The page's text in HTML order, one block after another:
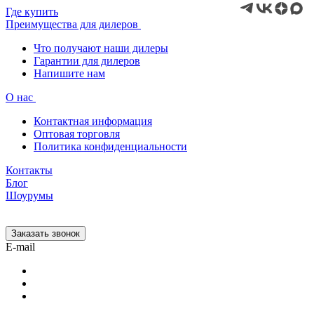
Где купить
Преимущества для дилеров
Что получают наши дилеры
Гарантии для дилеров
Напишите нам
О нас
Контактная информация
Оптовая торговля
Политика конфиденциальности
Контакты
Блог
Шоурумы
Заказать звонок
E-mail